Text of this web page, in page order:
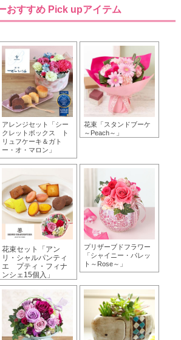
ッキー＆フレ
ンズ～」
おすすめ Pick upアイテム
アレンジセット「シー
クレットボックス ト
リュフケーキ＆ガト
ー・オ・マロン」
花束「スタンドブーケ
～Peach～」
花束セット「アン
リ・シャルパンティ
エ プティ・フィナ
ンシェ15個入」
プリザーブドフラワー
「シャイニー・パレッ
ト～Rose～」